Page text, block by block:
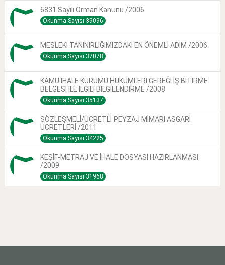
6831 Sayılı Orman Kanunu /2006
Okunma Sayısı:39096
MESLEKİ TANINIRLIĞIMIZDAKİ EN ÖNEMLİ ADIM /2006
Okunma Sayısı:37078
KAMU İHALE KURUMU HÜKÜMLERİ GEREĞİ İŞ BİTİRME
BELGESİ İLE İLGİLİ BİLGİLENDİRME /2008
Okunma Sayısı:35137
SÖZLEŞMELİ/ÜCRETLİ PEYZAJ MİMARI ASGARİ
ÜCRETLERİ /2011
Okunma Sayısı:34225
KEŞİF-METRAJ VE İHALE DOSYASI HAZIRLANMASI
/2009
Okunma Sayısı:31968